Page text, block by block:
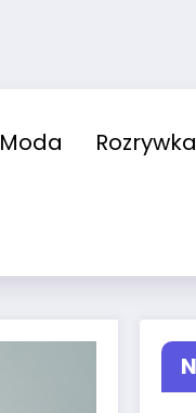
Moda Rozrywka